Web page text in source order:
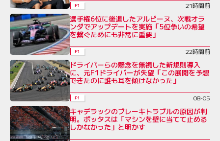
F1 21時間前
選手権6位に後退したアルピーヌ、次戦オラ
ンダでアップデートを実施「5位争いの希望
を繋ぐためにも非常に重要」
F1 22時間前
ドライバーらの懸念を無視した新規則導入
に、元F1ドライバーが失望「この展開を予想
できたのに誰も耳を傾けなかった」
F1 08-05
キャデラックのブレーキトラブルの原因が判
明。ボッタスは「マシンを壁に当てて止める
しかなかった」と明かす